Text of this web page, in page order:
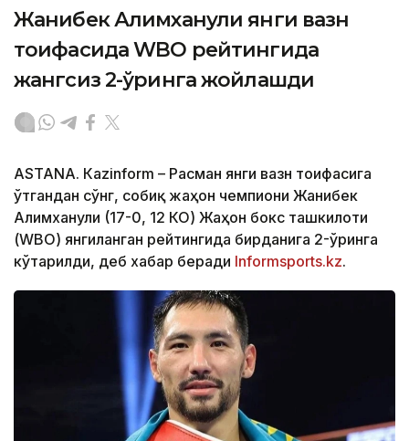
Жанибек Алимханули янги вазн
тоифасида WBO рейтингида
жангсиз 2-ўринга жойлашди
ASTANА. Кazinform – Расман янги вазн тоифасига
ўтгандан сўнг, собиқ жаҳон чемпиони Жанибек
Алимханули (17-0, 12 КО) Жаҳон бокс ташкилоти
(WBО) янгиланган рейтингида бирданига 2-ўринга
кўтарилди, деб хабар беради Informsports.kz.